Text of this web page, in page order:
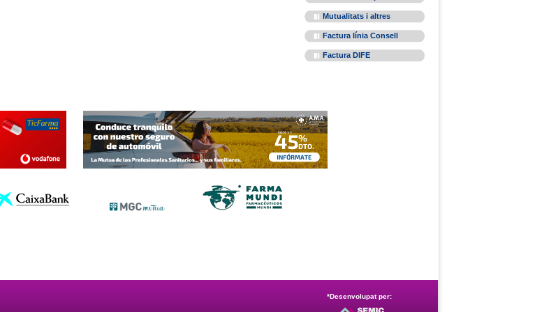
Mutualitats i altres
Factura línia Consell
Factura DIFE
*Desenvolupat per: